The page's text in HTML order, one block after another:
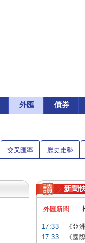
外匯 債券
交叉匯率 歷史走勢
新聞
外匯新聞
17:33
《亞
17:33
《國